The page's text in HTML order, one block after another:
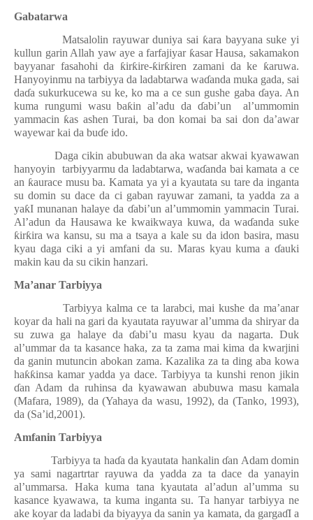
Gabatarwa
Matsalolin rayuwar duniya sai ƙara bayyana suke yi
kullun garin Allah yaw aye a farfajiyar ƙasar Hausa, sakamakon
bayyanar fasahohi da ƙirƙire-ƙirƙiren zamani da ke ƙaruwa.
Hanyoyinmu na tarbiyya da ladabtarwa waɗanda muka gada, sai
daɗa sukurkucewa su ke, ko ma a ce sun gushe gaba ɗaya. An
kuma rungumi wasu baƙin al’adu da ɗabi’un
al’ummomin
yammacin ƙas ashen Turai, ba don komai ba sai don da’awar
wayewar kai da buɗe ido.
Daga cikin abubuwan da aka watsar akwai kyawawan
hanyoyin
tarbiyyarmu da ladabtarwa, waɗanda bai kamata a ce
an ƙaurace musu ba. Kamata ya yi a kyautata su tare da inganta
su domin su dace da ci gaban rayuwar zamani, ta yadda za a
yaƙI munanan halaye da ɗabi’un al’ummomin yammacin Turai.
Al’adun da Hausawa ke kwaikwaya kuwa, da waɗanda suke
ƙirƙira wa kansu, su ma a tsaya a kale su da idon basira, masu
kyau daga ciki a yi amfani da su. Maras kyau kuma a ɗauki
makin kau da su cikin hanzari.
Ma’anar Tarbiyya
Tarbiyya kalma ce ta larabci, mai kushe da ma’anar
koyar da hali na gari da kyautata rayuwar al’umma da shiryar da
su zuwa ga halaye da ɗabi’u masu kyau da nagarta. Duk
al’ummar da ta kasance haka, za ta zama mai kima da kwarjini
da ganin mutuncin abokan zama. Kazalika za ta ding aba kowa
haƙƙinsa kamar yadda ya dace. Tarbiyya ta kunshi renon jikin
ɗan Adam da ruhinsa da kyawawan abubuwa masu kamala
(Mafara, 1989), da (Yahaya da wasu, 1992), da (Tanko, 1993),
da (Sa’id,2001).
Amfanin Tarbiyya
Tarbiyya ta haɗa da kyautata hankalinɗan Adam domin
ya sami nagartrtar rayuwa da yadda za ta dace da yanayin
al’ummarsa. Haka kuma tana kyautata al’adun al’umma su
kasance kyawawa, ta kuma inganta su. Ta hanyar tarbiyya ne
ake koyar da ladabi da biyayya da sanin ya kamata, da gargaɗI a